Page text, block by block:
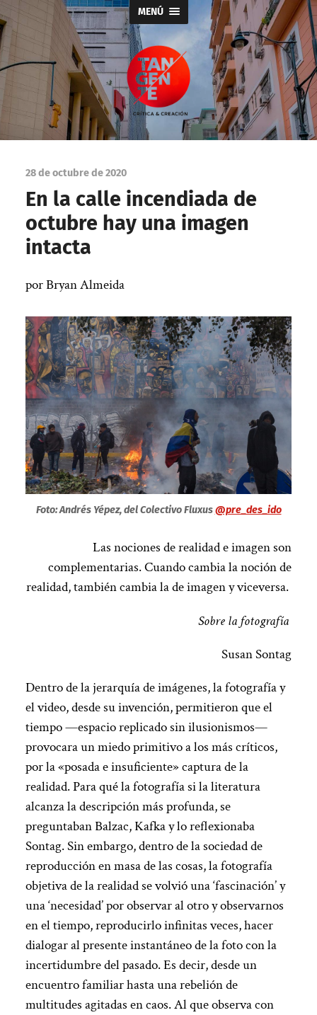
MENÚ
Tangente
28 de octubre de 2020
En la calle incendiada de
octubre hay una imagen
intacta
por Bryan Almeida|
Foto: Andrés Yépez, del Colectivo Fluxus@pre_des_ido
Las nociones de realidad e imagen son
complementarias. Cuando cambia la noción de
realidad, también cambia la de imagen y viceversa.
Sobre la fotografía
Susan Sontag
Dentro de la jerarquía de imágenes, la fotografía y
el video, desde su invención, permitieron que el
tiempo —espacio replicado sin ilusionismos—
provocara un miedo primitivo a los más críticos,
por la «posada e insuficiente» captura de la
realidad. Para qué la fotografía si la literatura
alcanza la descripción más profunda, se
preguntaban Balzac, Kafka y lo reflexionaba
Sontag. Sin embargo, dentro de la sociedad de
reproducción en masa de las cosas, la fotografía
objetiva de la realidad se volvió una ‘fascinación’ y
una ‘necesidad’ por observar al otro y observarnos
en el tiempo, reproducirlo infinitas veces, hacer
dialogar al presente instantáneo de la foto con la
incertidumbre del pasado. Es decir, desde un
encuentro familiar hasta una rebelión de
multitudes agitadas en caos. Al que observa con